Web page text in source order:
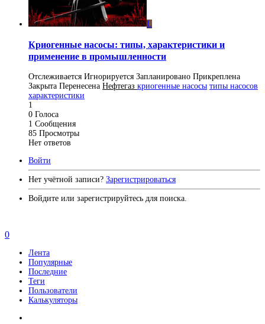
L
Криогенные насосы: типы, характеристики и
применение в промышленности
Отслеживается Игнорируется Запланировано Прикреплена
Закрыта Перенесена Нефтегаз криогенные насосы типы насосов
характеристики
1
0 Голоса
1 Сообщения
85 Просмотры
Нет ответов
Войти
Нет учётной записи? Зарегистрироваться
Войдите или зарегистрируйтесь для поиска.
0
Лента
Популярные
Последние
Теги
Пользователи
Калькуляторы